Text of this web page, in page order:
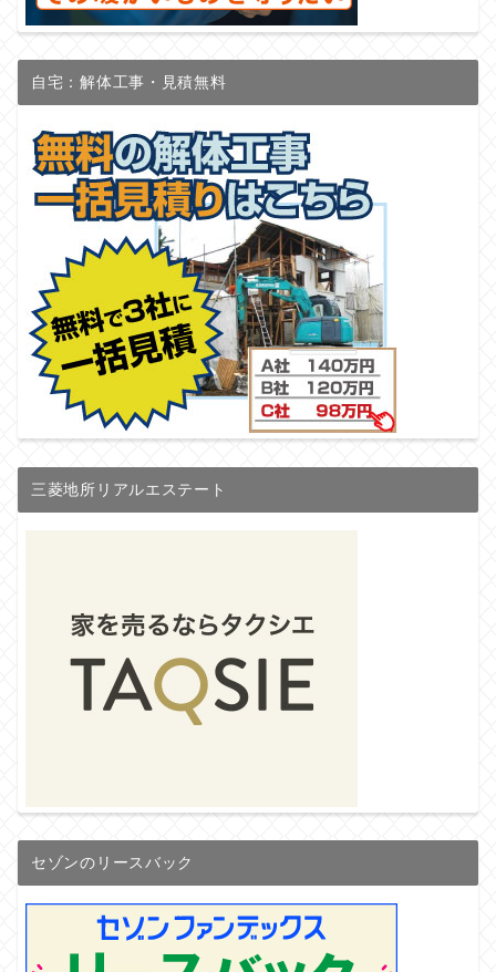
自宅：解体工事・見積無料
三菱地所リアルエステート
セゾンのリースバック